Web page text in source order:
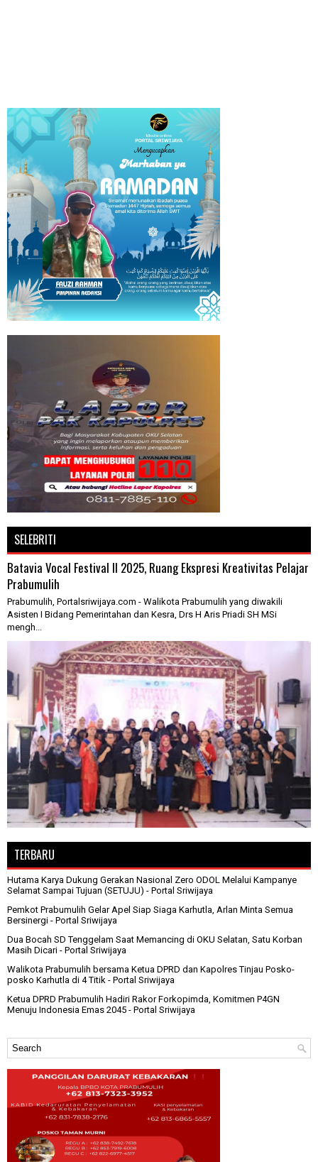
SELEBRITI
Batavia Vocal Festival II 2025, Ruang Ekspresi Kreativitas Pelajar
Prabumulih
Prabumulih, Portalsriwijaya.com - Walikota Prabumulih yang diwakili
Asisten I Bidang Pemerintahan dan Kesra, Drs H Aris Priadi SH MSi
mengh...
TERBARU
Hutama Karya Dukung Gerakan Nasional Zero ODOL Melalui Kampanye
Selamat Sampai Tujuan (SETUJU) - Portal Sriwijaya
Pemkot Prabumulih Gelar Apel Siap Siaga Karhutla, Arlan Minta Semua
Bersinergi - Portal Sriwijaya
Dua Bocah SD Tenggelam Saat Memancing di OKU Selatan, Satu Korban
Masih Dicari - Portal Sriwijaya
Walikota Prabumulih bersama Ketua DPRD dan Kapolres Tinjau Posko-
posko Karhutla di 4 Titik - Portal Sriwijaya
Ketua DPRD Prabumulih Hadiri Rakor Forkopimda, Komitmen P4GN
Menuju Indonesia Emas 2045 - Portal Sriwijaya